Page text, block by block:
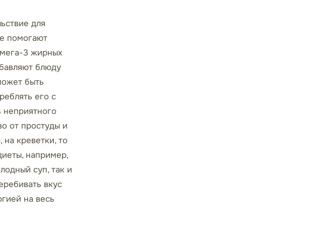
для
помогают
3 жирных
блюду
быть
его с
от простуды и
креветки, то
например,
суп, так и
вкус
на весь